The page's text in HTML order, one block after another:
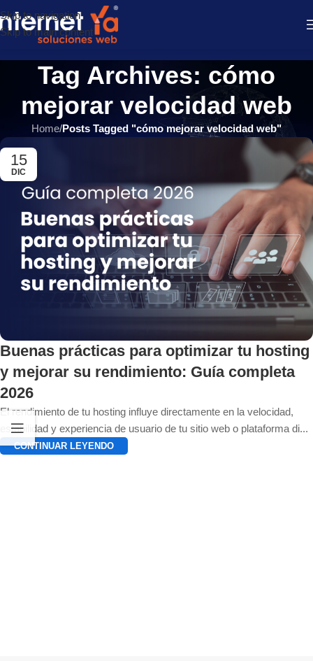
Skip to navigation
Skip to main content
Tag Archives: cómo
mejorar velocidad web
Home/Posts Tagged "cómo mejorar velocidad web"
15
DIC
Buenas prácticas para optimizar tu hosting
y mejorar su rendimiento: Guía completa
2026
El rendimiento de tu hosting influye directamente en la velocidad,
estabilidad y experiencia de usuario de tu sitio web o plataforma di...
CONTINUAR LEYENDO